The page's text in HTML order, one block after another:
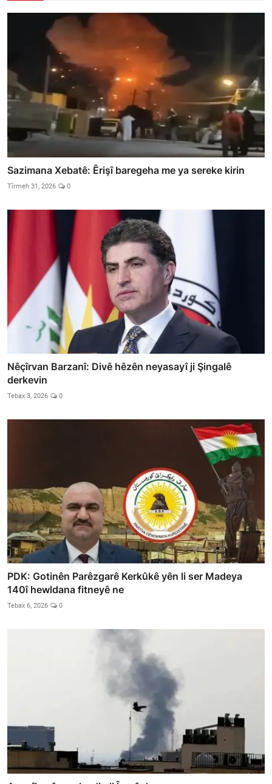
Sazimana Xebatê: Êrişî baregeha me ya sereke kirin
Tîrmeh 31, 2026 0
Nêçîrvan Barzanî: Divê hêzên neyasayî ji Şingalê
derkevin
Tebax 3, 2026 0
PDK: Gotinên Parêzgarê Kerkûkê yên li ser Madeya
140î hewldana fitneyê ne
Tebax 6, 2026 0